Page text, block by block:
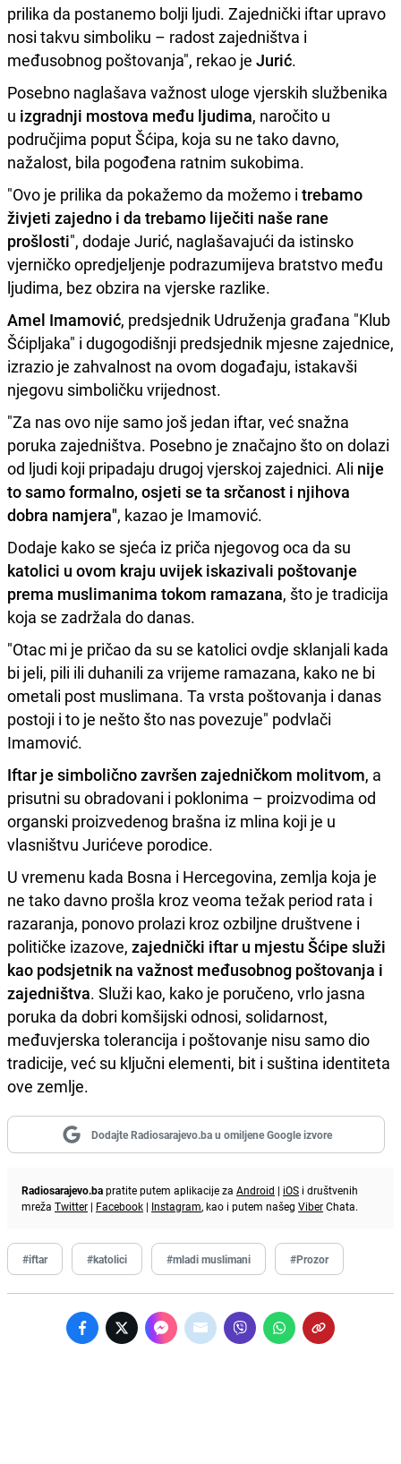
prilika da postanemo bolji ljudi. Zajednički iftar upravo
nosi takvu simboliku – radost zajedništva i
međusobnog poštovanja", rekao je Jurić.
Posebno naglašava važnost uloge vjerskih službenika
u izgradnji mostova među ljudima, naročito u
područjima poput Šćipa, koja su ne tako davno,
nažalost, bila pogođena ratnim sukobima.
"Ovo je prilika da pokažemo da možemo i trebamo
živjeti zajedno i da trebamo liječiti naše rane
prošlosti", dodaje Jurić, naglašavajući da istinsko
vjerničko opredjeljenje podrazumijeva bratstvo među
ljudima, bez obzira na vjerske razlike.
Amel Imamović, predsjednik Udruženja građana "Klub
Šćipljaka" i dugogodišnji predsjednik mjesne zajednice,
izrazio je zahvalnost na ovom događaju, istakavši
njegovu simboličku vrijednost.
"Za nas ovo nije samo još jedan iftar, već snažna
poruka zajedništva. Posebno je značajno što on dolazi
od ljudi koji pripadaju drugoj vjerskoj zajednici. Ali nije
to samo formalno, osjeti se ta srčanost i njihova
dobra namjera", kazao je Imamović.
Dodaje kako se sjeća iz priča njegovog oca da su
katolici u ovom kraju uvijek iskazivali poštovanje
prema muslimanima tokom ramazana, što je tradicija
koja se zadržala do danas.
"Otac mi je pričao da su se katolici ovdje sklanjali kada
bi jeli, pili ili duhanili za vrijeme ramazana, kako ne bi
ometali post muslimana. Ta vrsta poštovanja i danas
postoji i to je nešto što nas povezuje" podvlači
Imamović.
Iftar je simbolično završen zajedničkom molitvom, a
prisutni su obradovani i poklonima – proizvodima od
organski proizvedenog brašna iz mlina koji je u
vlasništvu Jurićeve porodice.
U vremenu kada Bosna i Hercegovina, zemlja koja je
ne tako davno prošla kroz veoma težak period rata i
razaranja, ponovo prolazi kroz ozbiljne društvene i
političke izazove, zajednički iftar u mjestu Šćipe služi
kao podsjetnik na važnost međusobnog poštovanja i
zajedništva. Služi kao, kako je poručeno, vrlo jasna
poruka da dobri komšijski odnosi, solidarnost,
međuvjerska tolerancija i poštovanje nisu samo dio
tradicije, već su ključni elementi, bit i suština identiteta
ove zemlje.
Dodajte Radiosarajevo.ba u omiljene Google izvore
Radiosarajevo.bapratite putem aplikacije za Android | iOS i društvenih
mreža Twitter | Facebook | Instagram, kao i putem našeg ViberChata.
#iftar #katolici #mladi muslimani #Prozor